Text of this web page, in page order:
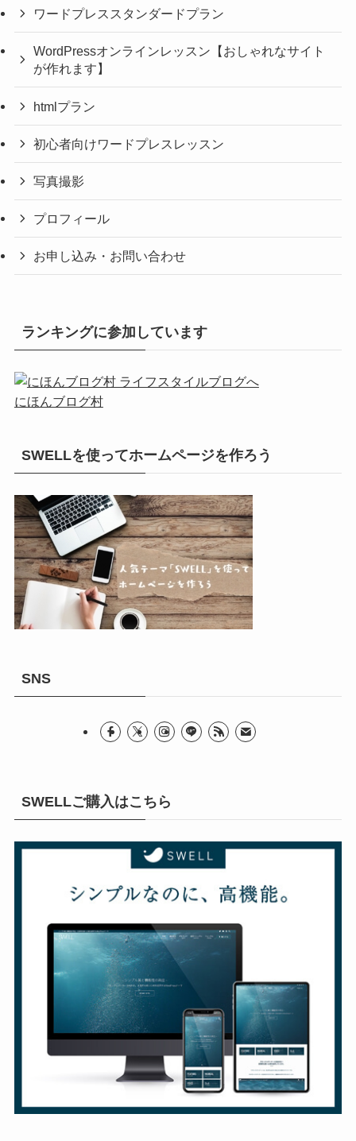
ワードプレススタンダードプラン
WordPressオンラインレッスン【おしゃれなサイト
が作れます】
htmlプラン
初心者向けワードプレスレッスン
写真撮影
プロフィール
お申し込み・お問い合わせ
ランキングに参加しています
にほんブログ村
SWELLを使ってホームページを作ろう
SNS
SWELLご購入はこちら